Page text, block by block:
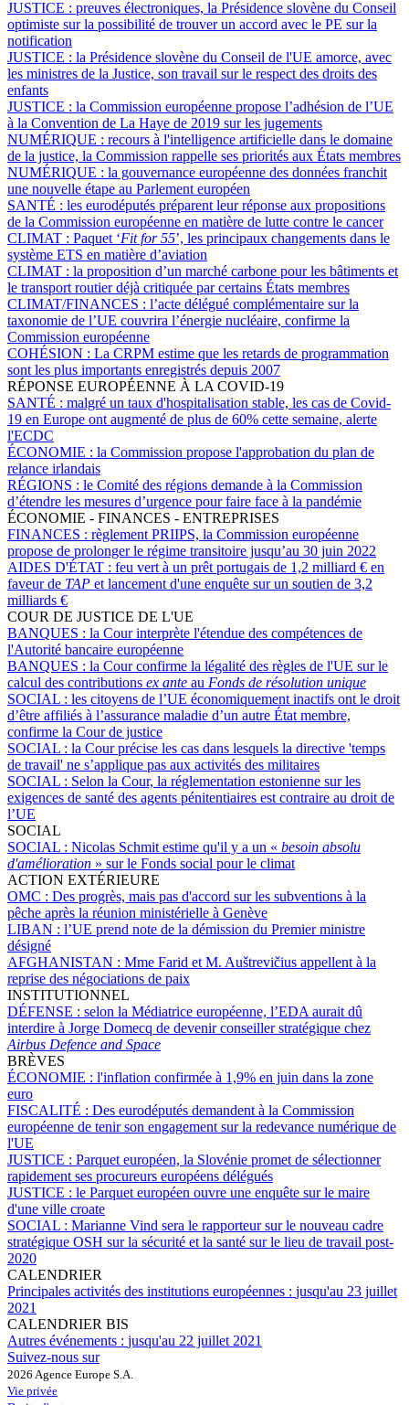
JUSTICE : preuves électroniques, la Présidence slovène du Conseil
optimiste sur la possibilité de trouver un accord avec le PE sur la
notification
JUSTICE : la Présidence slovène du Conseil de l'UE amorce, avec
les ministres de la Justice, son travail sur le respect des droits des
enfants
JUSTICE : la Commission européenne propose l’adhésion de l’UE
à la Convention de La Haye de 2019 sur les jugements
NUMÉRIQUE : recours à l'intelligence artificielle dans le domaine
de la justice, la Commission rappelle ses priorités aux États membres
NUMÉRIQUE : la gouvernance européenne des données franchit
une nouvelle étape au Parlement européen
SANTÉ : les eurodéputés préparent leur réponse aux propositions
de la Commission européenne en matière de lutte contre le cancer
CLIMAT : Paquet ‘Fit for 55’, les principaux changements dans le
système ETS en matière d’aviation
CLIMAT : la proposition d’un marché carbone pour les bâtiments et
le transport routier déjà critiquée par certains États membres
CLIMAT/FINANCES : l’acte délégué complémentaire sur la
taxonomie de l’UE couvrira l’énergie nucléaire, confirme la
Commission européenne
COHÉSION : La CRPM estime que les retards de programmation
sont les plus importants enregistrés depuis 2007
RÉPONSE EUROPÉENNE À LA COVID-19
SANTÉ : malgré un taux d'hospitalisation stable, les cas de Covid-
19 en Europe ont augmenté de plus de 60% cette semaine, alerte
l'ECDC
ÉCONOMIE : la Commission propose l'approbation du plan de
relance irlandais
RÉGIONS : le Comité des régions demande à la Commission
d’étendre les mesures d’urgence pour faire face à la pandémie
ÉCONOMIE - FINANCES - ENTREPRISES
FINANCES : règlement PRIIPS, la Commission européenne
propose de prolonger le régime transitoire jusqu’au 30 juin 2022
AIDES D'ÉTAT : feu vert à un prêt portugais de 1,2 milliard € en
faveur de TAP et lancement d'une enquête sur un soutien de 3,2
milliards €
COUR DE JUSTICE DE L'UE
BANQUES : la Cour interprète l'étendue des compétences de
l'Autorité bancaire européenne
BANQUES : la Cour confirme la légalité des règles de l'UE sur le
calcul des contributions ex ante au Fonds de résolution unique
SOCIAL : les citoyens de l’UE économiquement inactifs ont le droit
d’être affiliés à l’assurance maladie d’un autre État membre,
confirme la Cour de justice
SOCIAL : la Cour précise les cas dans lesquels la directive 'temps
de travail' ne s’applique pas aux activités des militaires
SOCIAL : Selon la Cour, la réglementation estonienne sur les
exigences de santé des agents pénitentiaires est contraire au droit de
l’UE
SOCIAL
SOCIAL : Nicolas Schmit estime qu'il y a un « besoin absolu
d'amélioration » sur le Fonds social pour le climat
ACTION EXTÉRIEURE
OMC : Des progrès, mais pas d'accord sur les subventions à la
pêche après la réunion ministérielle à Genève
LIBAN : l’UE prend note de la démission du Premier ministre
désigné
AFGHANISTAN : Mme Farid et M. Auštrevičius appellent à la
reprise des négociations de paix
INSTITUTIONNEL
DÉFENSE : selon la Médiatrice européenne, l’EDA aurait dû
interdire à Jorge Domecq de devenir conseiller stratégique chez
Airbus Defence and Space
BRÈVES
ÉCONOMIE : l'inflation confirmée à 1,9% en juin dans la zone
euro
FISCALITÉ : Des eurodéputés demandent à la Commission
européenne de tenir son engagement sur la redevance numérique de
l'UE
JUSTICE : Parquet européen, la Slovénie promet de sélectionner
rapidement ses procureurs européens délégués
JUSTICE : le Parquet européen ouvre une enquête sur le maire
d'une ville croate
SOCIAL : Marianne Vind sera le rapporteur sur le nouveau cadre
stratégique OSH sur la sécurité et la santé sur le lieu de travail post-
2020
CALENDRIER
Principales activités des institutions européennes : jusqu'au 23 juillet
2021
CALENDRIER BIS
Autres événements : jusqu'au 22 juillet 2021
Suivez-nous sur
2026 Agence Europe S.A.
Vie privée